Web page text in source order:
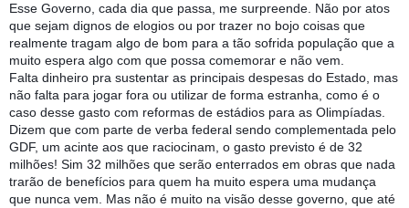
Esse Governo, cada dia que passa, me surpreende. Não por atos
que sejam dignos de elogios ou por trazer no bojo coisas que
realmente tragam algo de bom para a tão sofrida população que a
muito espera algo com que possa comemorar e não vem.
Falta dinheiro pra sustentar as principais despesas do Estado, mas
não falta para jogar fora ou utilizar de forma estranha, como é o
caso desse gasto com reformas de estádios para as Olimpíadas.
Dizem que com parte de verba federal sendo complementada pelo
GDF, um acinte aos que raciocinam, o gasto previsto é de 32
milhões! Sim 32 milhões que serão enterrados em obras que nada
trarão de benefícios para quem ha muito espera uma mudança
que nunca vem. Mas não é muito na visão desse governo, que até